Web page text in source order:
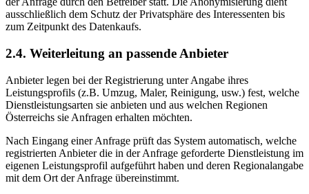
ausschließlich dem Schutz der Privatsphäre des Interessenten bis
zum Zeitpunkt des Datenkaufs.
2.4. Weiterleitung an passende Anbieter
Anbieter legen bei der Registrierung unter Angabe ihres
Leistungsprofils (z.B. Umzug, Maler, Reinigung, usw.) fest, welche
Dienstleistungsarten sie anbieten und aus welchen Regionen
Österreichs sie Anfragen erhalten möchten.
Nach Eingang einer Anfrage prüft das System automatisch, welche
registrierten Anbieter die in der Anfrage geforderte Dienstleistung im
eigenen Leistungsprofil aufgeführt haben und deren Regionalangabe
mit dem Ort der Anfrage übereinstimmt.